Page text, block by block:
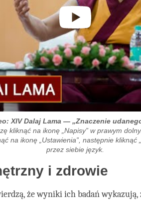
XIV Dalaj Lama — „Znaczenie
kliknąć na ikonę „Napisy” w prawym
na ikonę „Ustawienia”, następnie kliknąć
przez siebie język.
i zdrowie
że wyniki ich badań wykazują,